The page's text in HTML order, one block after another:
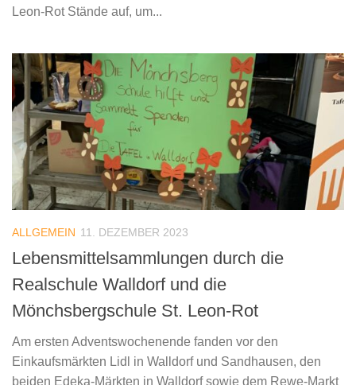
Leon-Rot Stände auf, um...
ALLGEMEIN 11. DEZEMBER 2023
Lebensmittelsammlungen durch die
Realschule Walldorf und die
Mönchsbergschule St. Leon-Rot
Am ersten Adventswochenende fanden vor den
Einkaufsmärkten Lidl in Walldorf und Sandhausen, den
beiden Edeka-Märkten in Walldorf sowie dem Rewe-Markt